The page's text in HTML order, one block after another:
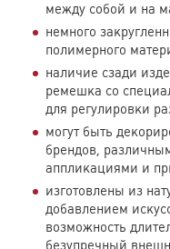
между собой и на
немного
полимерного
наличие сзади
ремешка со
для регулировки
могут быть
брендов,
аппликациями и
изготовлены из
добавлением
возможность
безупречный